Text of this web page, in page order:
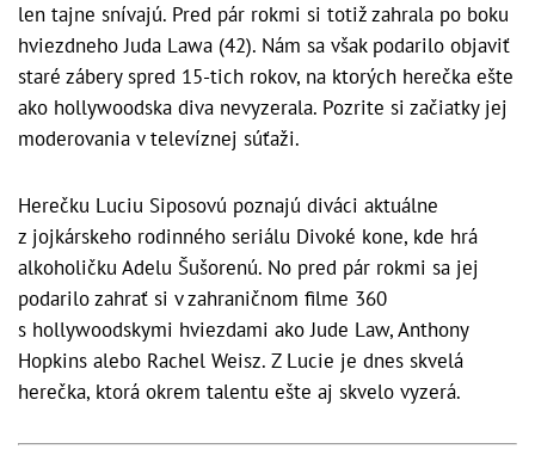
len tajne snívajú. Pred pár rokmi si totiž zahrala po boku
hviezdneho Juda Lawa (42). Nám sa však podarilo objaviť
staré zábery spred 15-tich rokov, na ktorých herečka ešte
ako hollywoodska diva nevyzerala. Pozrite si začiatky jej
moderovania v televíznej súťaži.
Herečku Luciu Siposovú poznajú diváci aktuálne
z jojkárskeho rodinného seriálu Divoké kone, kde hrá
alkoholičku Adelu Šušorenú. No pred pár rokmi sa jej
podarilo zahrať si v zahraničnom filme 360
s hollywoodskymi hviezdami ako Jude Law, Anthony
Hopkins alebo Rachel Weisz. Z Lucie je dnes skvelá
herečka, ktorá okrem talentu ešte aj skvelo vyzerá.